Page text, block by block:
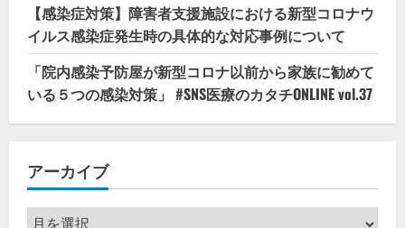
【感染症対策】障害者支援施設における新型コロナウ
イルス感染症発生時の具体的な対応事例について
「院内感染予防屋が新型コロナ以前から家族に勧めて
いる５つの感染対策」 #SNS医療のカタチONLINE vol.37
アーカイブ
ア